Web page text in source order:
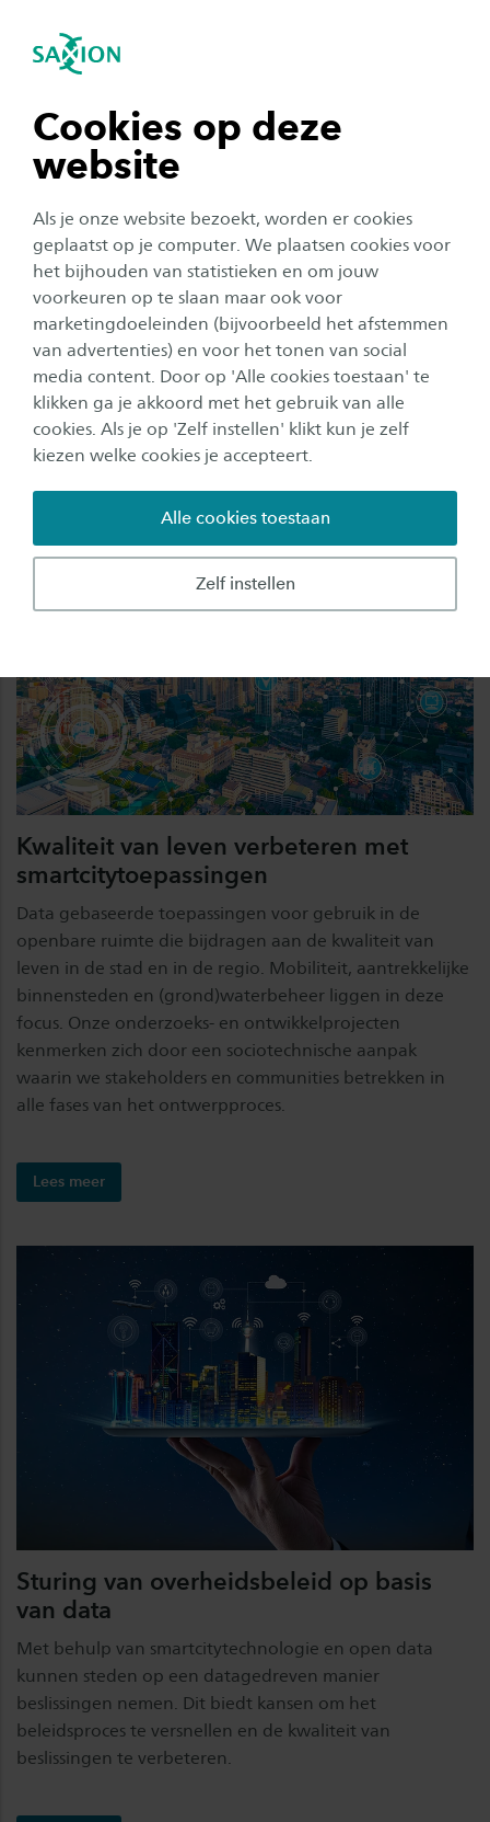
Cookies op deze
website
Als je onze website bezoekt, worden er cookies
geplaatst op je computer. We plaatsen cookies voor
het bijhouden van statistieken en om jouw
voorkeuren op te slaan maar ook voor
marketingdoeleinden (bijvoorbeeld het afstemmen
van advertenties) en voor het tonen van social
media content. Door op 'Alle cookies toestaan' te
klikken ga je akkoord met het gebruik van alle
cookies. Als je op 'Zelf instellen' klikt kun je zelf
kiezen welke cookies je accepteert.
Zelf instellen
Alle cookies toestaan
Navigatie openen
tonen
tonen
tonen
tonen
sluiten
Smart Cities
Subnavigatie tonen
Onze focus
Het lectoraat richt zich op het slimmer maken
van steden waarbij maatschappelijke thema’s
centraal staan. Vitale binnensteden,
duurzaamheid, mobiliteit en veiligheid behoren
binnen ons portefeuille van thema’s. Bij de
creatie van slimme oplossingen binnen deze
onderwerpen wordt vanuit de volgende twee
perspectieven gehandeld: Kwaliteit van leven
verbeteren met smartcitytoepassingen en
Sturing van overheidsbeleid op basis van data.
Kwaliteit van leven verbeteren met
smartcitytoepassingen
Data gebaseerde toepassingen voor gebruik in de
openbare ruimte die bijdragen aan de kwaliteit van
leven in de stad en in de regio. Mobiliteit, aantrekkelijke
binnensteden en (grond)waterbeheer liggen in deze
focus. Onze onderzoeks- en ontwikkelprojecten
kenmerken zich door een sociotechnische aanpak
waarin we stakeholders en communities betrekken in
alle fases van het ontwerpproces.
Lees meer
Sturing van overheidsbeleid op basis
van data
Met behulp van smartcitytechnologie en open data
kunnen steden op een datagedreven manier
beslissingen nemen. Dit biedt kansen om het
beleidsproces te versnellen en de kwaliteit van
beslissingen te verbeteren.